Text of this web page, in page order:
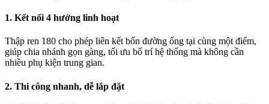
1. Kết nối 4 hướng linh hoạt
Thập ren 180 cho phép liên kết bốn đường ống tại cùng một điểm,
giúp chia nhánh gọn gàng, tối ưu bố trí hệ thống mà không cần
nhiều phụ kiện trung gian.
2. Thi công nhanh, dễ lắp đặt